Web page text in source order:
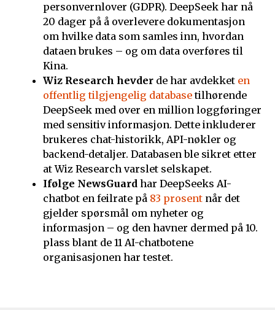
personvernlover (GDPR). DeepSeek har nå
20 dager på å overlevere dokumentasjon
om hvilke data som samles inn, hvordan
dataen brukes – og om data overføres til
Kina.
Wiz Research hevder de har avdekket en
offentlig tilgjengelig database tilhørende
DeepSeek med over en million loggføringer
med sensitiv informasjon. Dette inkluderer
brukeres chat-historikk, API-nøkler og
backend-detaljer. Databasen ble sikret etter
at Wiz Research varslet selskapet.
Ifølge NewsGuard har DeepSeeks AI-
chatbot en feilrate på 83 prosent når det
gjelder spørsmål om nyheter og
informasjon – og den havner dermed på 10.
plass blant de 11 AI-chatbotene
organisasjonen har testet.